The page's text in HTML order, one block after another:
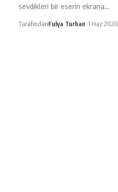
sevdikleri bir eserin ekrana…
TarafındanFulya Turhan 1 Haz 2020